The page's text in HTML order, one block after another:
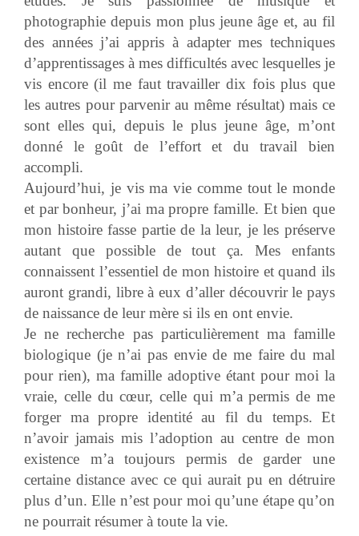
photographie depuis mon plus jeune âge et, au fil
des années j’ai appris à adapter mes techniques
d’apprentissages à mes difficultés avec lesquelles je
vis encore (il me faut travailler dix fois plus que
les autres pour parvenir au même résultat) mais ce
sont elles qui, depuis le plus jeune âge, m’ont
donné le goût de l’effort et du travail bien
accompli.
Aujourd’hui, je vis ma vie comme tout le monde
et par bonheur, j’ai ma propre famille. Et bien que
mon histoire fasse partie de la leur, je les préserve
autant que possible de tout ça. Mes enfants
connaissent l’essentiel de mon histoire et quand ils
auront grandi, libre à eux d’aller découvrir le pays
de naissance de leur mère si ils en ont envie.
Je ne recherche pas particulièrement ma famille
biologique (je n’ai pas envie de me faire du mal
pour rien), ma famille adoptive étant pour moi la
vraie, celle du cœur, celle qui m’a permis de me
forger ma propre identité au fil du temps. Et
n’avoir jamais mis l’adoption au centre de mon
existence m’a toujours permis de garder une
certaine distance avec ce qui aurait pu en détruire
plus d’un. Elle n’est pour moi qu’une étape qu’on
ne pourrait résumer à toute la vie.